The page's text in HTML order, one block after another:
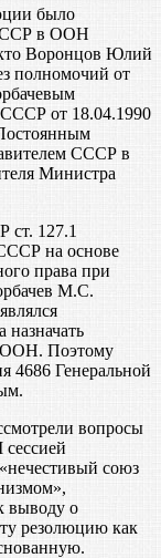
было
в ООН
Воронцов Юлий
полномочий от
от 18.04.1990
СССР в
Министра
ст. 127.1
на основе
права при
М.С.
ООН. Поэтому
4686 Генеральной
вопросы
союз
выводу о
резолюцию как